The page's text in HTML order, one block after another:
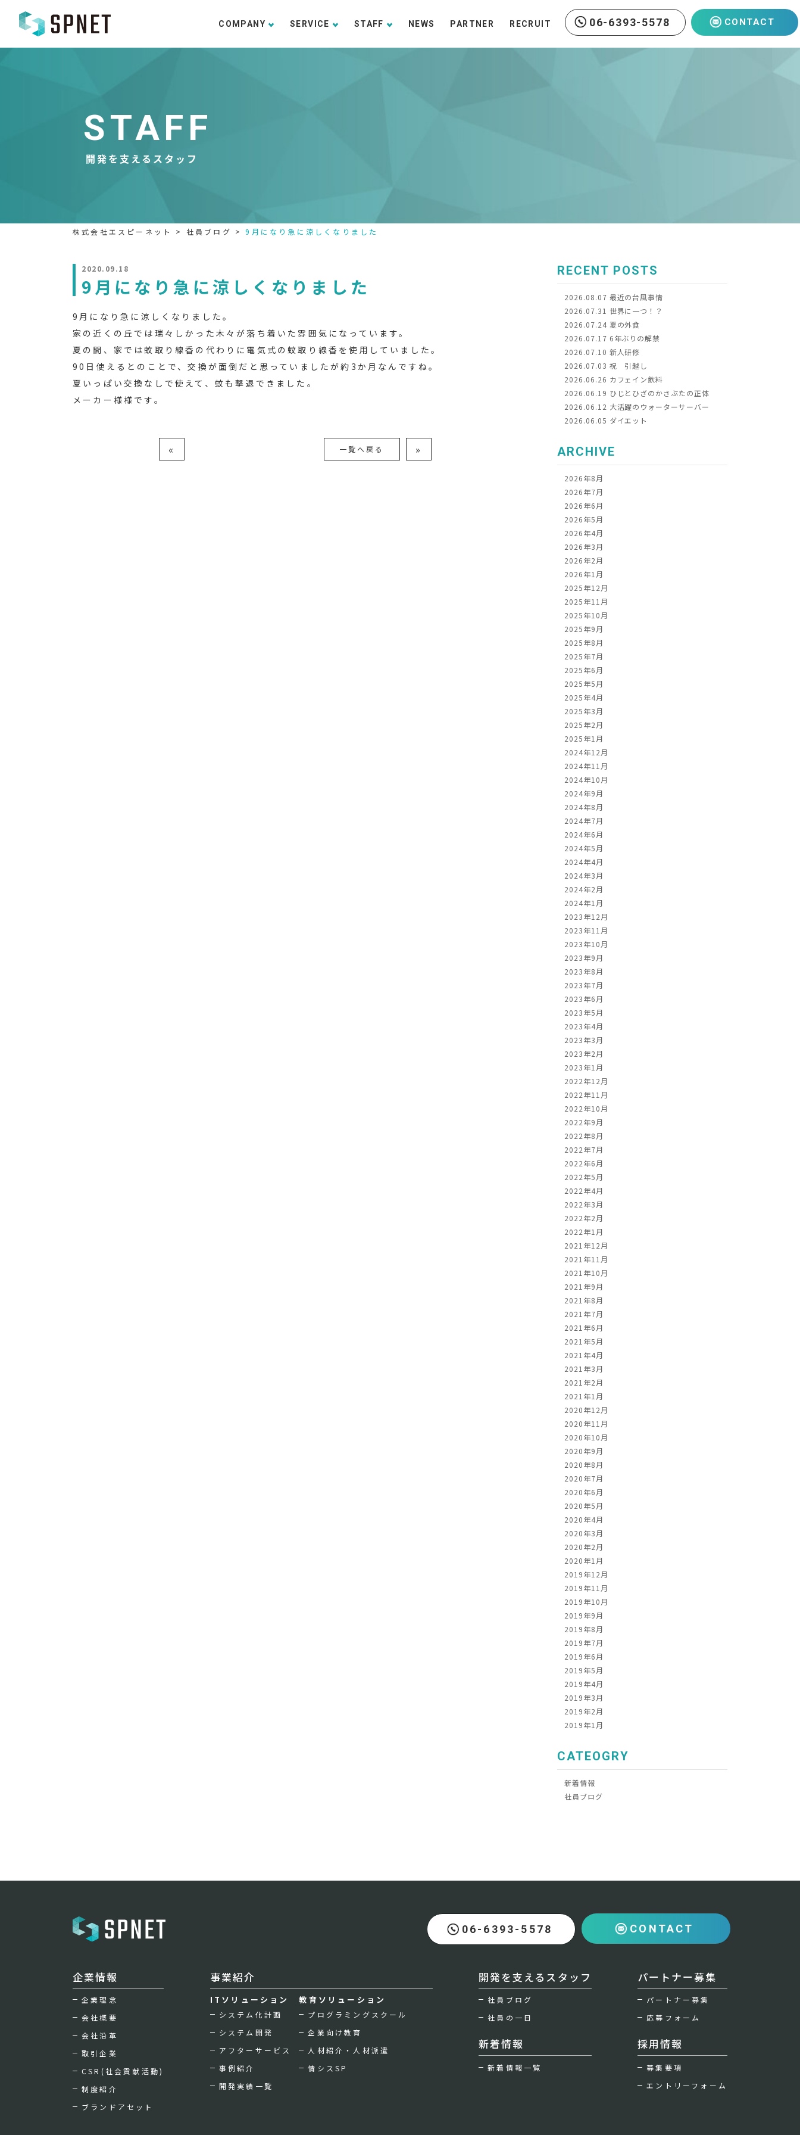
COMPANY SERVICE STAFF NEWS PARTNER RECRUIT 06-6393-5578 CONTACT
STAFF
開発を支えるスタッフ
株式会社エスピーネット > 社員ブログ >9月になり急に涼しくなりました
2020.09.18
9月になり急に涼しくなりました
9月になり急に涼しくなりました。
家の近くの丘では瑞々しかった木々が落ち着いた雰囲気になっています。
夏の間、家では蚊取り線香の代わりに電気式の蚊取り線香を使用していました。
90日使えるとのことで、交換が面倒だと思っていましたが約3か月なんですね。
夏いっぱい交換なしで使えて、蚊も撃退できました。
メーカー様様です。
« 一覧へ戻る »
RECENT POSTS
2026.08.07 最近の台風事情
2026.07.31 世界に一つ！？
2026.07.24 夏の外食
2026.07.17 6年ぶりの解禁
2026.07.10 新人研修
2026.07.03 祝 引越し
2026.06.26 カフェイン飲料
2026.06.19 ひじとひざのかさぶたの正体
2026.06.12 大活躍のウォーターサーバー
2026.06.05 ダイエット
ARCHIVE
2026年8月
2026年7月
2026年6月
2026年5月
2026年4月
2026年3月
2026年2月
2026年1月
2025年12月
2025年11月
2025年10月
2025年9月
2025年8月
2025年7月
2025年6月
2025年5月
2025年4月
2025年3月
2025年2月
2025年1月
2024年12月
2024年11月
2024年10月
2024年9月
2024年8月
2024年7月
2024年6月
2024年5月
2024年4月
2024年3月
2024年2月
2024年1月
2023年12月
2023年11月
2023年10月
2023年9月
2023年8月
2023年7月
2023年6月
2023年5月
2023年4月
2023年3月
2023年2月
2023年1月
2022年12月
2022年11月
2022年10月
2022年9月
2022年8月
2022年7月
2022年6月
2022年5月
2022年4月
2022年3月
2022年2月
2022年1月
2021年12月
2021年11月
2021年10月
2021年9月
2021年8月
2021年7月
2021年6月
2021年5月
2021年4月
2021年3月
2021年2月
2021年1月
2020年12月
2020年11月
2020年10月
2020年9月
2020年8月
2020年7月
2020年6月
2020年5月
2020年4月
2020年3月
2020年2月
2020年1月
2019年12月
2019年11月
2019年10月
2019年9月
2019年8月
2019年7月
2019年6月
2019年5月
2019年4月
2019年3月
2019年2月
2019年1月
CATEOGRY
新着情報
社員ブログ
06-6393-5578 CONTACT
企業情報
企業理念
会社概要
会社沿革
取引企業
CSR(社会貢献活動)
制度紹介
ブランドアセット
事業紹介
ITソリューション 教育ソリューション
システム化計画
プログラミングスクール
システム開発
企業向け教育
アフターサービス
人材紹介・人材派遣
事例紹介
情シスSP
開発実績一覧
開発を支えるスタッフ
社員ブログ
社員の一日
新着情報
新着情報一覧
パートナー募集
パートナー募集
応募フォーム
採用情報
募集要項
エントリーフォーム